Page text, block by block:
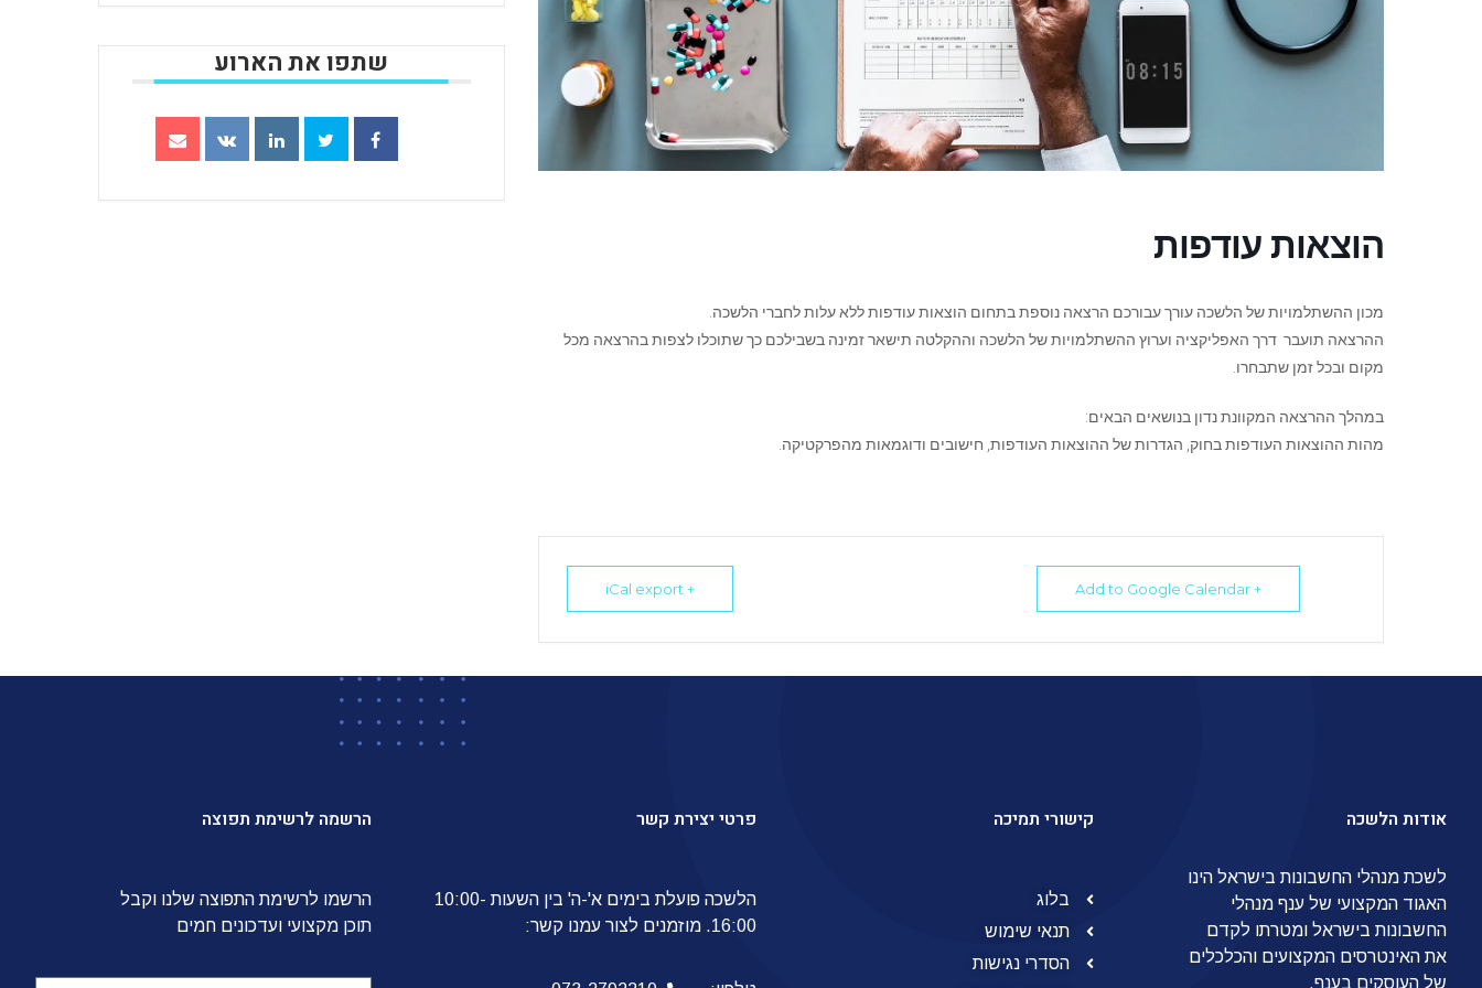
הוצאות עודפות
מכון ההשתלמויות של הלשכה עורך עבורכם הרצאה נוספת בתחום הוצאות עודפות ללא עלות לחברי הלשכה.
ההרצאה תועבר דרך האפליקציה וערוץ ההשתלמויות של הלשכה וההקלטה תישאר זמינה בשבילכם כך שתוכלו לצפות בהרצאה מכל
מקום ובכל זמן שתבחרו.
במהלך ההרצאה המקוונת נדון בנושאים הבאים:
מהות ההוצאות העודפות בחוק, הגדרות של ההוצאות העודפות, חישובים ודוגמאות מהפרקטיקה.
+ Add to Google Calendar
+ iCal export
אודות הלשכה
לשכת מנהלי החשבונות בישראל הינו
האגוד המקצועי של ענף מנהלי
החשבונות בישראל ומטרתו לקדם
את האינטרסים המקצועים והכלכלים
של העוסקים בענף.
קישורי תמיכה
בלוג
תנאי שימוש
הסדרי נגישות
פרטי יצירת קשר
הלשכה פועלת בימים א'-ה' בין השעות 10:00-
16:00. מוזמנים לצור עמנו קשר:
הרשמה לרשימת תפוצה
הרשמו לרשימת התפוצה שלנו וקבל
תוכן מקצועי ועדכונים חמים